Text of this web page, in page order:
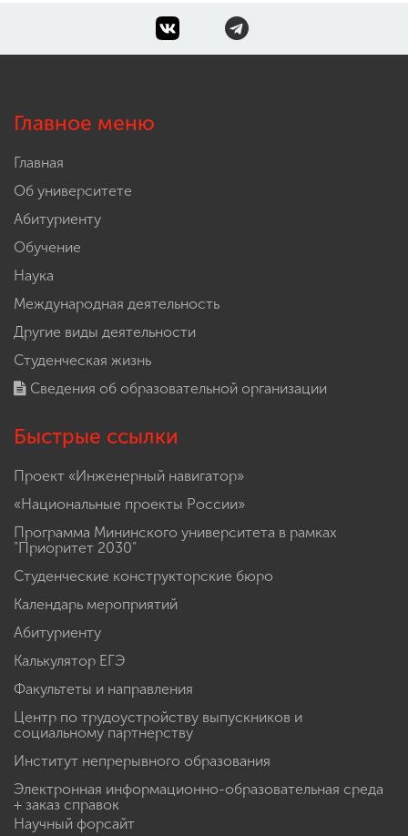
Главное меню
Главная
Об университете
Абитуриенту
Обучение
Наука
Международная деятельность
Другие виды деятельности
Студенческая жизнь
Сведения об образовательной организации
Быстрые ссылки
Проект «Инженерный навигатор»
«Национальные проекты России»
Программа Мининского университета в рамках
"Приоритет 2030"
Студенческие конструкторские бюро
Календарь мероприятий
Абитуриенту
Калькулятор ЕГЭ
Факультеты и направления
Центр по трудоустройству выпускников и
социальному партнерству
Институт непрерывного образования
Электронная информационно-образовательная среда
+ заказ справок
Научный форсайт